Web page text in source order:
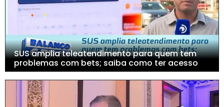
SUS amplia teleatendimento para quem tem
problemas com bets; saiba como ter acesso